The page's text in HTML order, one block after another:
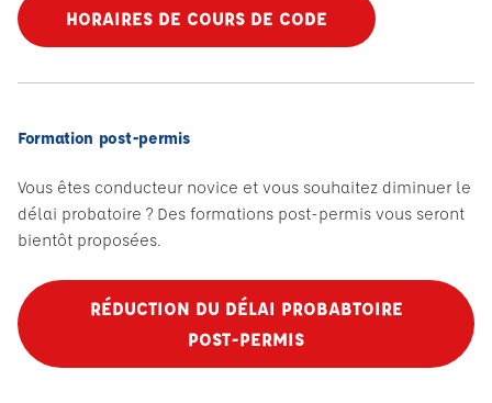
HORAIRES DE COURS DE CODE
Formation post-permis
Vous êtes conducteur novice et vous souhaitez diminuer le
délai probatoire ? Des formations post-permis vous seront
bientôt proposées.
RÉDUCTION DU DÉLAI PROBABTOIRE
POST-PERMIS